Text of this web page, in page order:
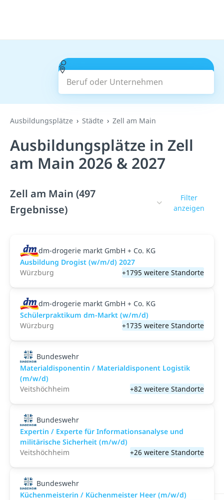
Beruf oder Unternehmen
Suchen
Ausbildungsplätze Städte Zell am Main
Ausbildungsplätze in Zell
am Main 2026 & 2027
Zell am Main (497
Ergebnisse)
Filter
anzeigen
dm-drogerie markt GmbH + Co. KG
Ausbildung Drogist (w/m/d) 2027
Würzburg
+1795 weitere Standorte
dm-drogerie markt GmbH + Co. KG
Schülerpraktikum dm-Markt (w/m/d)
Würzburg
+1735 weitere Standorte
Bundeswehr
Materialdisponentin / Materialdisponent Logistik
(m/w/d)
Veitshöchheim
+82 weitere Standorte
Bundeswehr
Expertin / Experte für Informationsanalyse und
militärische Sicherheit (m/w/d)
Veitshöchheim
+26 weitere Standorte
Bundeswehr
Küchenmeisterin / Küchenmeister Heer (m/w/d)